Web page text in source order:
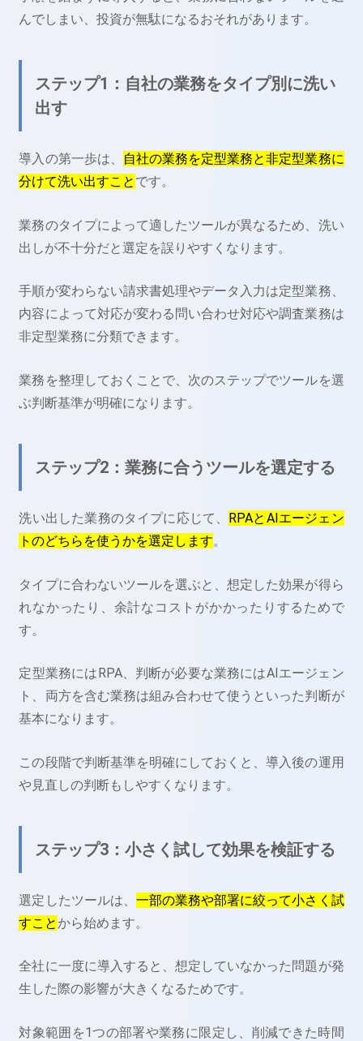
んでしまい、投資が無駄になるおそれがあります。
ステップ1：自社の業務をタイプ別に洗い
出す
導入の第一歩は、
自社の業務を定型業務と非定型業務に
分けて洗い出すこと です。
業務のタイプによって適したツールが異なるため、洗い
出しが不十分だと選定を誤りやすくなります。
手順が変わらない請求書処理やデータ入力は定型業務、
内容によって対応が変わる問い合わせ対応や調査業務は
非定型業務に分類できます。
業務を整理しておくことで、次のステップでツールを選
ぶ判断基準が明確になります。
ステップ2：業務に合うツールを選定する
洗い出した業務のタイプに応じて、 RPAとAIエージェン
トのどちらを使うかを選定します。
タイプに合わないツールを選ぶと、想定した効果が得ら
れなかったり、余計なコストがかかったりするためで
す。
定型業務にはRPA、判断が必要な業務にはAIエージェン
ト、両方を含む業務は組み合わせて使うといった判断が
基本になります。
この段階で判断基準を明確にしておくと、導入後の運用
や見直しの判断もしやすくなります。
ステップ3：小さく試して効果を検証する
選定したツールは、 一部の業務や部署に絞って小さく試
すことから始めます。
全社に一度に導入すると、想定していなかった問題が発
生した際の影響が大きくなるためです。
対象範囲を1つの部署や業務に限定し、削減できた時間